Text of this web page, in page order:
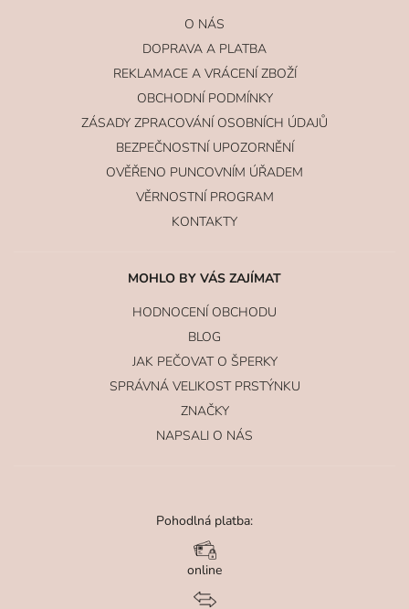
O NÁS
DOPRAVA A PLATBA
REKLAMACE A VRÁCENÍ ZBOŽÍ
OBCHODNÍ PODMÍNKY
ZÁSADY ZPRACOVÁNÍ OSOBNÍCH ÚDAJŮ
BEZPEČNOSTNÍ UPOZORNĚNÍ
OVĚŘENO PUNCOVNÍM ÚŘADEM
VĚRNOSTNÍ PROGRAM
KONTAKTY
MOHLO BY VÁS ZAJÍMAT
HODNOCENÍ OBCHODU
BLOG
JAK PEČOVAT O ŠPERKY
SPRÁVNÁ VELIKOST PRSTÝNKU
ZNAČKY
NAPSALI O NÁS
Pohodlná platba:
online